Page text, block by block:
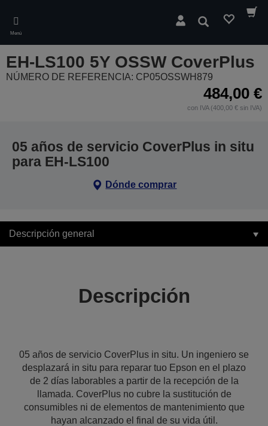
main
content
Menú
Buscar
EH-LS100 5Y OSSW CoverPlus
NÚMERO DE REFERENCIA: CP05OSSWH879
484,00 €
con IVA (400,00 € sin IVA)
05 años de servicio CoverPlus in situ
para EH-LS100
Dónde comprar
Descripción general
Descripción
05 años de servicio CoverPlus in situ. Un ingeniero se
desplazará in situ para reparar tuo Epson en el plazo
de 2 días laborables a partir de la recepción de la
llamada. CoverPlus no cubre la sustitución de
consumibles ni de elementos de mantenimiento que
hayan alcanzado el final de su vida útil.